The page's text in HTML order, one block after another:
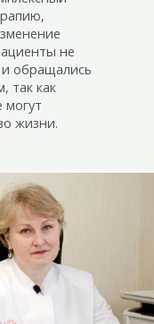
не
обращались
так как
могут
жизни.